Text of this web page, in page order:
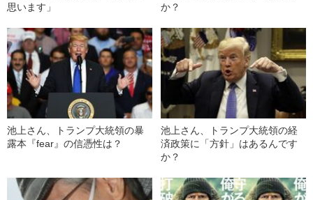
思います」
か？
池上さん、トランプ大統領の暴
露本『fear』の信憑性は？
池上さん、トランプ大統領の経
済政策に「方針」はあるんです
か？